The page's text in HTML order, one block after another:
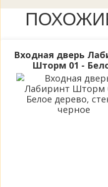
Входная дверь
Шторм 01 -
дерево, стекло